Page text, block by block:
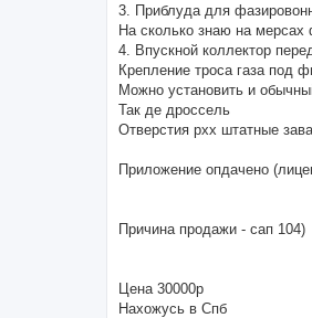
3. Приблуда для
На сколько знаю на мерсах
4. Впускной коллектор
Крепление троса газа под
Можно установить и
Так де дроссель
Отверстия рхх штатные
Приложение опдачено
Причина продажи - сап 104)
Цена 30000р
Нахожусь в Спб